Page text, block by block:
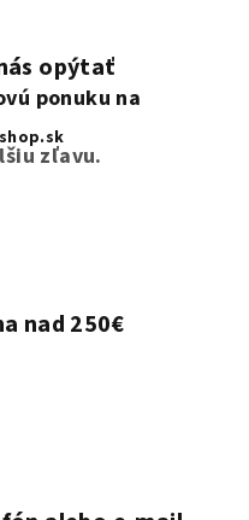
opýtať
ponuku na
zľavu.
nad 250€